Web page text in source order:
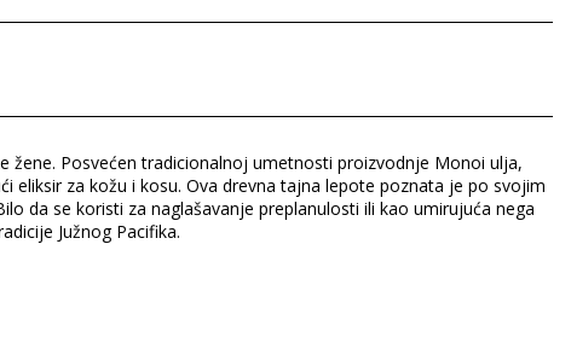
žene. Posvećen tradicionalnoj umetnosti proizvodnje Monoi ulja,
za kožu i kosu. Ova drevna tajna lepote poznata je po svojim
da se koristi za naglašavanje preplanulosti ili kao umirujuća nega
Južnog Pacifika.